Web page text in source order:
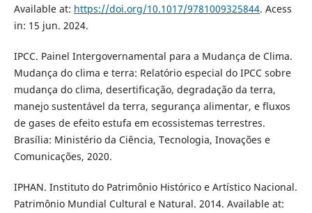
Available at: https://doi.org/10.1017/9781009325844. Acess
in: 15 jun. 2024.
IPCC. Painel Intergovernamental para a Mudança de Clima.
Mudança do clima e terra: Relatório especial do IPCC sobre
mudança do clima, desertificação, degradação da terra,
manejo sustentável da terra, segurança alimentar, e fluxos
de gases de efeito estufa em ecossistemas terrestres.
Brasília: Ministério da Ciência, Tecnologia, Inovações e
Comunicações, 2020.
IPHAN. Instituto do Patrimônio Histórico e Artístico Nacional.
Patrimônio Mundial Cultural e Natural. 2014. Available at: